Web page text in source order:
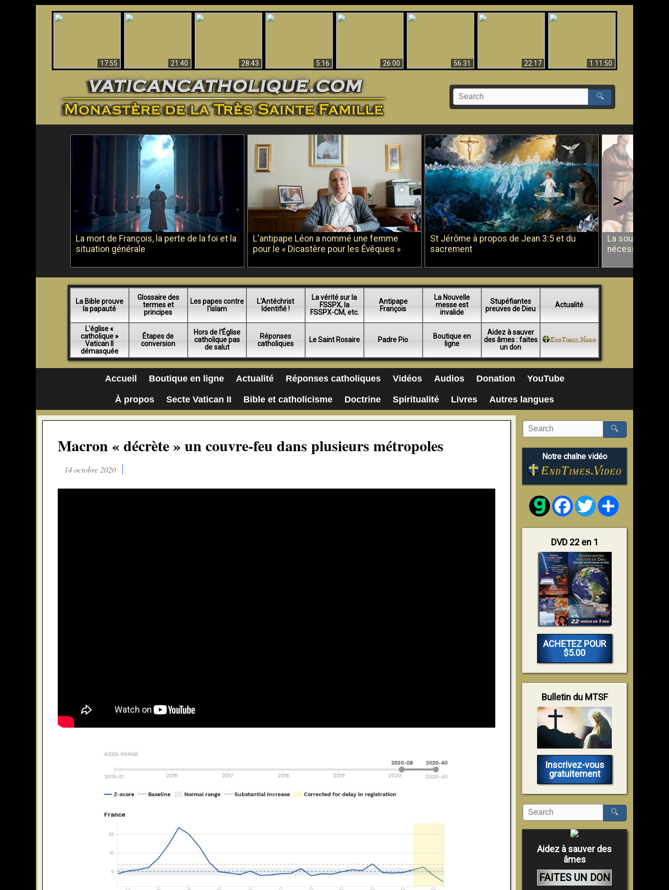
17:55
21:40
28:43
5:16
26:00 56:31 22:17
1:11:50
🔍
La mort de François, la perte de la foi et la
situation générale
L'antipape Léon a nommé une femme
pour le « Dicastère pour les Évêques »
St Jérôme à propos de Jean 3:5 et du
sacrement
La soumission
nécessité du
>
La Bible prouve
la papauté
Glossaire des
termes et
principes
Les papes contre
l'islam
L'Antéchrist
Identifié !
La vérité sur la
FSSPX, la
FSSPX-CM, etc.
Antipape
François
La Nouvelle
messe est
invalide
Stupéfiantes
preuves de Dieu
Actualité
L'église «
catholique »
Vatican II
démasquée
Étapes de
conversion
Hors de l'Église
catholique pas
de salut
Réponses
catholiques
Le Saint Rosaire Padre Pio
Boutique en
ligne
Aidez à sauver
des âmes : faites
un don
Accueil Boutique en ligne Actualité Réponses catholiques Vidéos Audios Donation YouTube
À propos Secte Vatican II Bible et catholicisme Doctrine Spiritualité Livres Autres langues
Macron « décrète » un couvre-feu dans plusieurs métropoles
14 octobre 2020
🔍
Notre chaîne vidéo
FacebookTwitter
DVD 22 en 1
ACHETEZ POUR
$5.00
Bulletin du MTSF
Inscrivez-vous
gratuitement
🔍
Aidez à sauver des
âmes
FAITES UN DON